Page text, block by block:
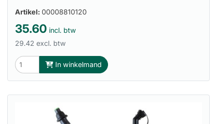
Artikel: 00008810120
35.60 incl. btw
29.42 excl. btw
In winkelmand